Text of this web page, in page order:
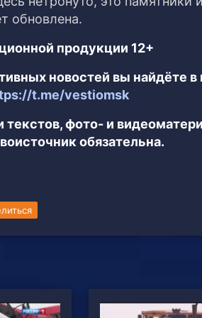
обновлена.
продукции 12+
новостей вы найдёте
t.me/vestiomsk
текстов, фото- и
обязательна.